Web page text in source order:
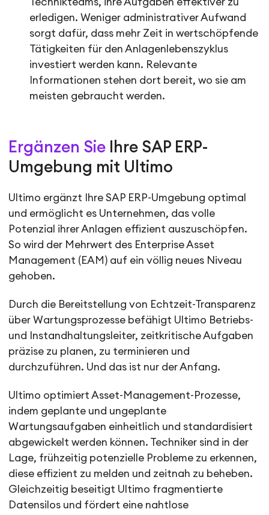
erledigen. Weniger administrativer Aufwand
sorgt dafür, dass mehr Zeit in wertschöpfende
Tätigkeiten für den Anlagenlebenszyklus
investiert werden kann. Relevante
Informationen stehen dort bereit, wo sie am
meisten gebraucht werden.
Ergänzen Sie Ihre SAP ERP-
Umgebung mit Ultimo
Ultimo ergänzt Ihre SAP ERP-Umgebung optimal
und ermöglicht es Unternehmen, das volle
Potenzial ihrer Anlagen effizient auszuschöpfen.
So wird der Mehrwert des Enterprise Asset
Management (EAM) auf ein völlig neues Niveau
gehoben.
Durch die Bereitstellung von Echtzeit-Transparenz
über Wartungsprozesse befähigt Ultimo Betriebs-
und Instandhaltungsleiter, zeitkritische Aufgaben
präzise zu planen, zu terminieren und
durchzuführen. Und das ist nur der Anfang.
Ultimo optimiert Asset-Management-Prozesse,
indem geplante und ungeplante
Wartungsaufgaben einheitlich und standardisiert
abgewickelt werden können. Techniker sind in der
Lage, frühzeitig potenzielle Probleme zu erkennen,
diese effizient zu melden und zeitnah zu beheben.
Gleichzeitig beseitigt Ultimo fragmentierte
Datensilos und fördert eine nahtlose